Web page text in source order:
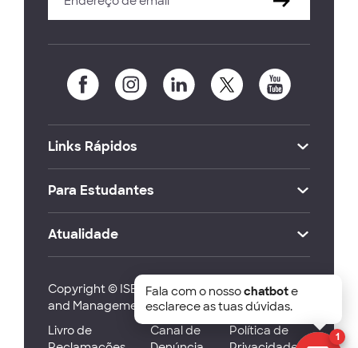
Links Rápidos
Para Estudantes
Atualidade
Copyright © ISEG Lisbon School of Economics
and Management 2026
Livro de
Canal de
Política de
1
Fala com o nossochatbote
esclarece as tuas dúvidas.